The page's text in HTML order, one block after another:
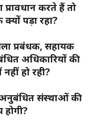
करते हैं तो
पड़ा रहा?
प्रबंधक, सहायक
अधिकारियों की
हो रही?
अनुबंधित संस्थाओं की